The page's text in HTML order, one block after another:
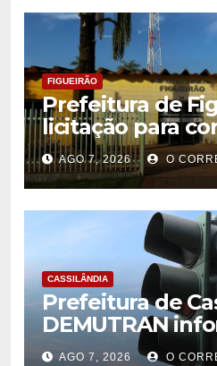
FIGUEIRÃO
Prefeitura de
licitação para
estrutura de
AGO 7, 2026 O
CASSILÂNDIA
Prefeitura de
DEMUTRAN
semáforo entre
AGO 7, 2026 O